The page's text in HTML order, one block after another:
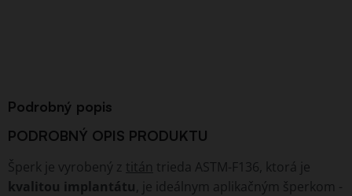
Podrobný popis
PODROBNÝ OPIS PRODUKTU
Šperk je vyrobený z titán trieda ASTM-F136, ktorá je
kvalitou implantátu , je ideálnym aplikačným šperkom -